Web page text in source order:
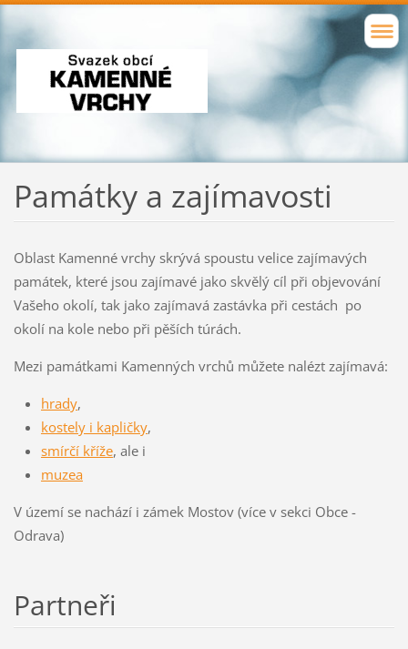
Památky a zajímavosti
Oblast Kamenné vrchy skrývá spoustu velice zajímavých
památek, které jsou zajímavé jako skvělý cíl při objevování
Vašeho okolí, tak jako zajímavá zastávka při cestách po
okolí na kole nebo při pěších túrách.
Mezi památkami Kamenných vrchů můžete nalézt zajímavá:
hrady,
kostely i kapličky,
smírčí kříže, ale i
muzea
V území se nachází i zámek Mostov (více v sekci Obce -
Odrava)
Partneři